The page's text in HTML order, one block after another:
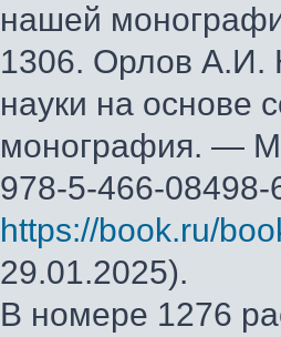
нашей
1306. Орлов А.И.
науки на основе
монография. —
978-5-466-
https://book.ru/
29.01.2025).
В номере 1276